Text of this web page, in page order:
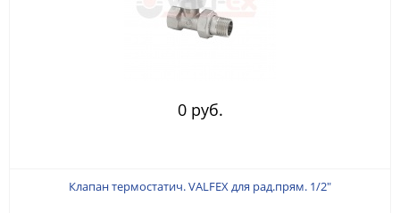
0 руб.
Клапан термостатич. VALFEX для рад.прям. 1/2"